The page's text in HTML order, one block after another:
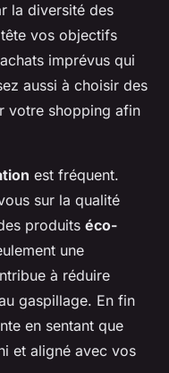
la diversité des
vos objectifs
imprévus qui
aussi à choisir des
votre shopping afin
est fréquent.
sur la qualité
produits éco-
une
à réduire
gaspillage. En fin
en sentant que
et aligné avec vos